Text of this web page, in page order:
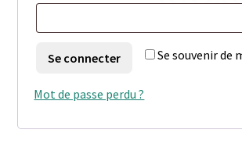
Se souvenir de
Se connecter
Mot de passe perdu ?